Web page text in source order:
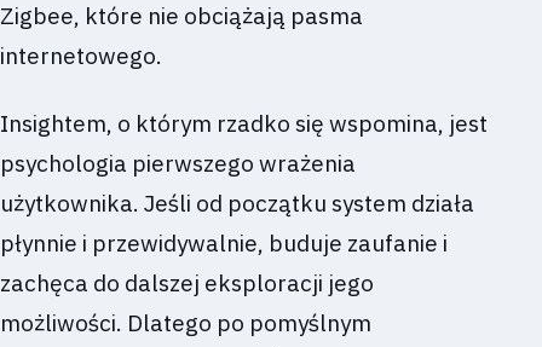
Zigbee, które nie obciążają pasma
internetowego.
Insightem, o którym rzadko się wspomina, jest
psychologia pierwszego wrażenia
użytkownika. Jeśli od początku system działa
płynnie i przewidywalnie, buduje zaufanie i
zachęca do dalszej eksploracji jego
możliwości. Dlatego po pomyślnym